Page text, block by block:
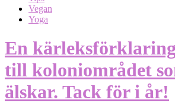
Vegan
Yoga
En
till koloniområdet
älskar. Tack för i år!